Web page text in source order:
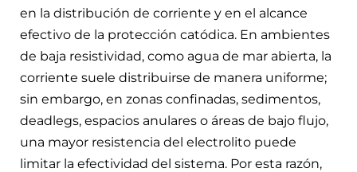
en la distribución de corriente y en el alcance
efectivo de la protección catódica. En ambientes
de baja resistividad, como agua de mar abierta, la
corriente suele distribuirse de manera uniforme;
sin embargo, en zonas confinadas, sedimentos,
deadlegs, espacios anulares o áreas de bajo flujo,
una mayor resistencia del electrolito puede
limitar la efectividad del sistema. Por esta razón,